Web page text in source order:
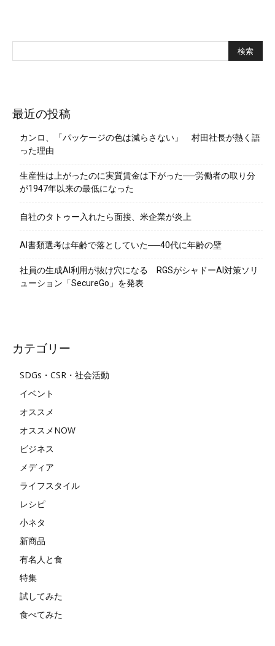
最近の投稿
カンロ、「パッケージの色は減らさない」 村田社長が熱く語
った理由
生産性は上がったのに実質賃金は下がった──労働者の取り分
が1947年以来の最低になった
自社のタトゥー入れたら面接、米企業が炎上
AI書類選考は年齢で落としていた──40代に年齢の壁
社員の生成AI利用が抜け穴になる RGSがシャドーAI対策ソリ
ューション「SecureGo」を発表
カテゴリー
SDGs・CSR・社会活動
イベント
オススメ
オススメNOW
ビジネス
メディア
ライフスタイル
レシピ
小ネタ
新商品
有名人と食
特集
試してみた
食べてみた